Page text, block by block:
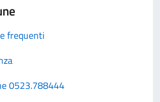
frequenti
0523.788444